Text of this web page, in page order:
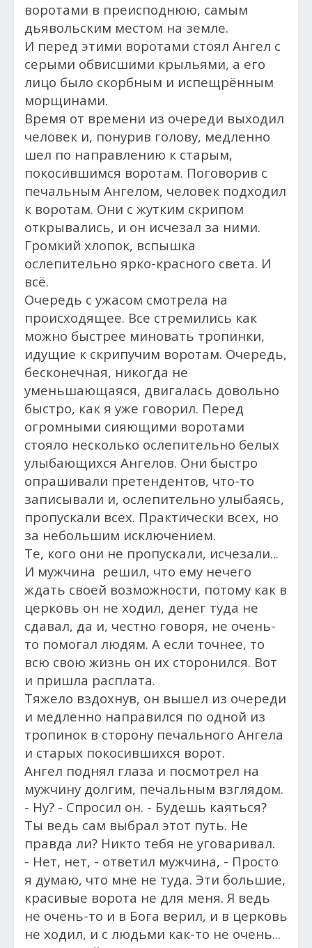
воротами в преисподнюю, самым
дьявольским местом на земле.
И перед этими воротами стоял Ангел с
серыми обвисшими крыльями, а его
лицо было скорбным и испещрённым
морщинами.
Время от времени из очереди выходил
человек и, понурив голову, медленно
шел по направлению к старым,
покосившимся воротам. Поговорив с
печальным Ангелом, человек подходил
к воротам. Они с жутким скрипом
открывались, и он исчезал за ними.
Громкий хлопок, вспышка
ослепительно ярко-красного света. И
всё.
Очередь с ужасом смотрела на
происходящее. Все стремились как
можно быстрее миновать тропинки,
идущие к скрипучим воротам. Очередь,
бесконечная, никогда не
уменьшающаяся, двигалась довольно
быстро, как я уже говорил. Перед
огромными сияющими воротами
стояло несколько ослепительно белых
улыбающихся Ангелов. Они быстро
опрашивали претендентов, что-то
записывали и, ослепительно улыбаясь,
пропускали всех. Практически всех, но
за небольшим исключением.
Те, кого они не пропускали, исчезали...
И мужчина решил, что ему нечего
ждать своей возможности, потому как в
церковь он не ходил, денег туда не
сдавал, да и, честно говоря, не очень-
то помогал людям. А если точнее, то
всю свою жизнь он их сторонился. Вот
и пришла расплата.
Тяжело вздохнув, он вышел из очереди
и медленно направился по одной из
тропинок в сторону печального Ангела
и старых покосившихся ворот.
Ангел поднял глаза и посмотрел на
мужчину долгим, печальным взглядом.
- Ну? - Спросил он. - Будешь каяться?
Ты ведь сам выбрал этот путь. Не
правда ли? Никто тебя не уговаривал.
- Нет, нет, - ответил мужчина, - Просто
я думаю, что мне не туда. Эти большие,
красивые ворота не для меня. Я ведь
не очень-то и в Бога верил, и в церковь
не ходил, и с людьми как-то не очень...